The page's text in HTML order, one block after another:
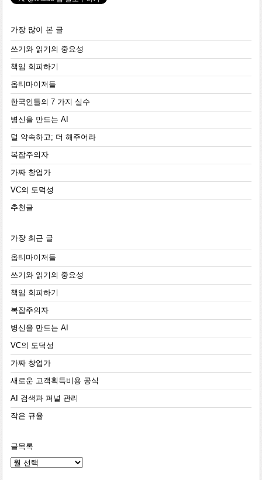
가장 많이 본 글
쓰기와 읽기의 중요성
책임 회피하기
옵티마이저들
한국인들의 7 가지 실수
병신을 만드는 AI
덜 약속하고; 더 해주어라
복잡주의자
가짜 창업가
VC의 도덕성
추천글
가장 최근 글
옵티마이저들
쓰기와 읽기의 중요성
책임 회피하기
복잡주의자
병신을 만드는 AI
VC의 도덕성
가짜 창업가
새로운 고객획득비용 공식
AI 검색과 퍼널 관리
작은 규율
글목록
글